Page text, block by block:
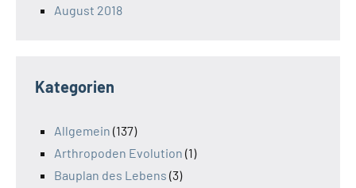
August 2018
Kategorien
Allgemein (137)
Arthropoden Evolution (1)
Bauplan des Lebens (3)